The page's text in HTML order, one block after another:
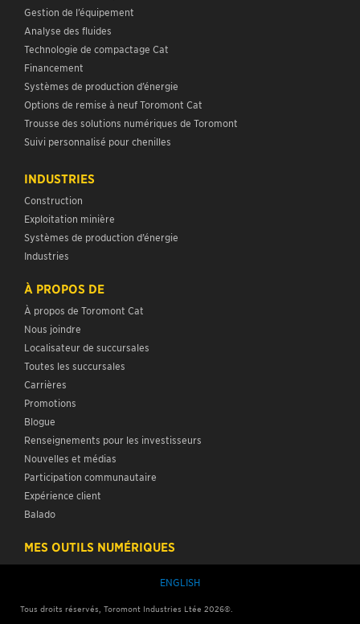
Gestion de l’équipement
Analyse des fluides
Technologie de compactage Cat
Financement
Systèmes de production d’énergie
Options de remise à neuf Toromont Cat
Trousse des solutions numériques de Toromont
Suivi personnalisé pour chenilles
INDUSTRIES
Construction
Exploitation minière
Systèmes de production d’énergie
Industries
À PROPOS DE
À propos de Toromont Cat
Nous joindre
Localisateur de succursales
Toutes les succursales
Carrières
Promotions
Blogue
Renseignements pour les investisseurs
Nouvelles et médias
Participation communautaire
Expérience client
Balado
MES OUTILS NUMÉRIQUES
ENGLISH
Tous droits réservés, Toromont Industries Ltée 2026©.